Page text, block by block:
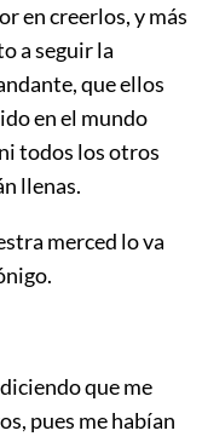
en creerlos, y más
a seguir la
que ellos
en el mundo
todos los otros
llenas.
merced lo va
que me
pues me habían